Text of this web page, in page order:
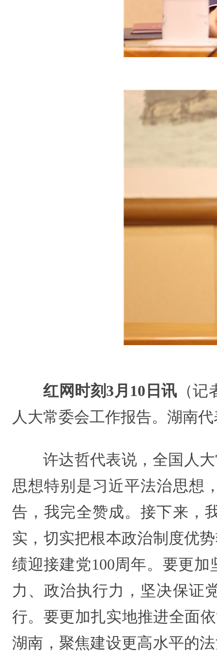
红网时刻3月10日讯 （
人大常委会工作报告。湖南
许达哲代表说，全国人
思想特别是习近平法治思想
告，我完全赞成。接下来，
实，切实把根本政治制度优
绩迎接建党100周年。要更
力、政治执行力，坚决保证
行。要更加扎实地推进全面
湖南，聚焦建设更高水平的